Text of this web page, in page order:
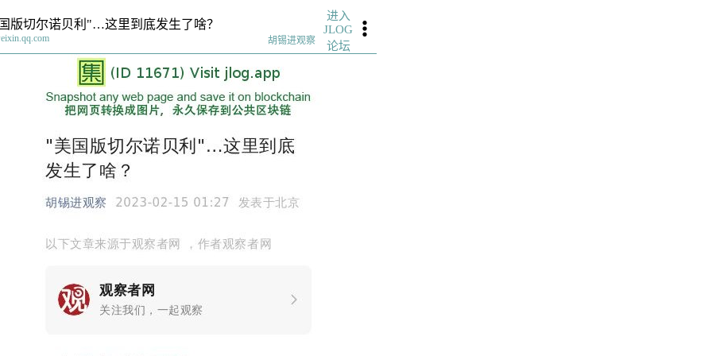
版切尔诺贝利"…这里到底发生了啥？
胡锡进观察
进入
JLOG
论坛